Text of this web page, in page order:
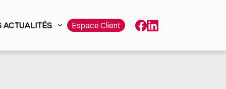
ACTUALITÉS Espace Client